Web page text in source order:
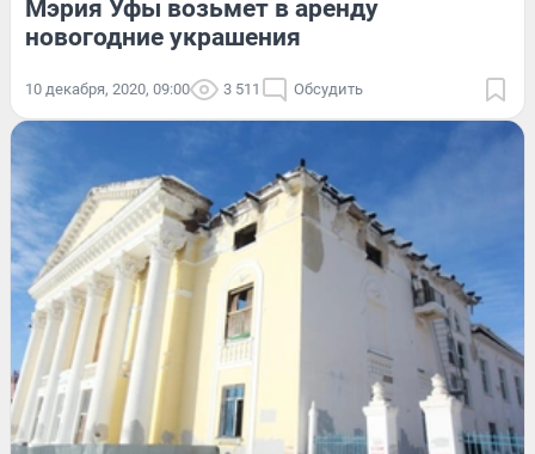
Мэрия Уфы возьмет в аренду
новогодние украшения
10 декабря, 2020, 09:00 3 511 Обсудить